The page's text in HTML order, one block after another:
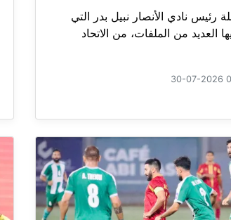
رئيس نادي الأنصار نبيل بدر التي
العديد من الملفات، من الاتحاد
30-07-2026